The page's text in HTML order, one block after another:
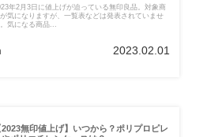
年2月3日に値上げが迫っている無印良品。対象商
気になりますが、一覧表などは発表されていませ
気になる商品...
2023.02.01
2023無印値上げ】いつから？ポリプロピレ